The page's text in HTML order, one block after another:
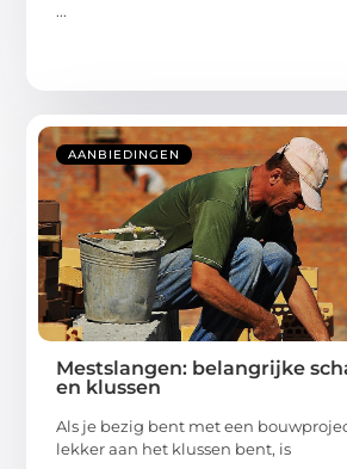
...
AANBIEDINGEN
Mestslangen: belangrijke
en klussen
Als je bezig bent met een
lekker aan het klussen bent, is